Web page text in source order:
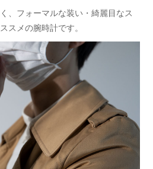
、フォーマルな装い・綺麗目なス
スメの腕時計です。